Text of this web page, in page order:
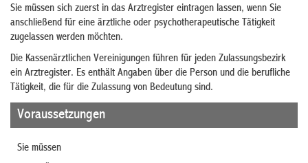
Sie müssen sich zuerst in das Arztregister eintragen lassen, wenn Sie
anschließend für eine ärztliche oder psychotherapeutische Tätigkeit
zugelassen werden möchten.
Die Kassenärztlichen Vereinigungen führen für jeden Zulassungsbezirk
ein Arztregister. Es enthält Angaben über die Person und die berufliche
Tätigkeit, die für die Zulassung von Bedeutung sind.
Voraussetzungen
Sie müssen